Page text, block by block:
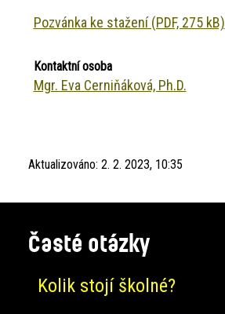
Pozvánka ke stažení (PDF, 275 kB)
Kontaktní osoba
Mgr. Eva Cerniňáková, Ph.D.
Aktualizováno: 2. 2. 2023, 10:35
Časté otázky
Kolik stojí školné?